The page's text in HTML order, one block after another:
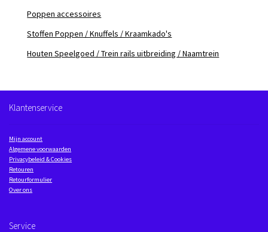
Poppen accessoires
Stoffen Poppen / Knuffels / Kraamkado's
Houten Speelgoed / Trein rails uitbreiding / Naamtrein
Klantenservice
Mijn account
Algemene voorwaarden
Privacybeleid & Cookies
Retouren
Retourformulier
Over ons
Service